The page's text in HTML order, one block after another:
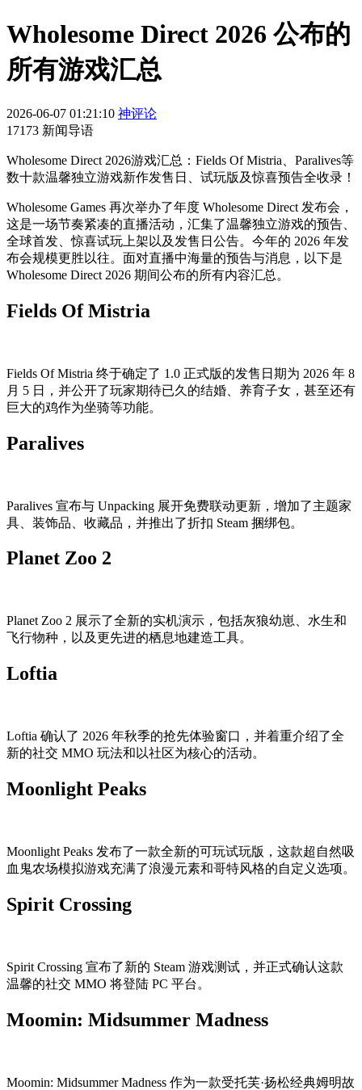
Wholesome Direct 2026 公布的
所有游戏汇总
2026-06-07 01:21:10 神评论
17173 新闻导语
Wholesome Direct 2026游戏汇总：Fields Of Mistria、Paralives等
数十款温馨独立游戏新作发售日、试玩版及惊喜预告全收录！
Wholesome Games 再次举办了年度 Wholesome Direct 发布会，
这是一场节奏紧凑的直播活动，汇集了温馨独立游戏的预告、
全球首发、惊喜试玩上架以及发售日公告。今年的 2026 年发
布会规模更胜以往。面对直播中海量的预告与消息，以下是
Wholesome Direct 2026 期间公布的所有内容汇总。
Fields Of Mistria
Fields Of Mistria 终于确定了 1.0 正式版的发售日期为 2026 年 8
月 5 日，并公开了玩家期待已久的结婚、养育子女，甚至还有
巨大的鸡作为坐骑等功能。
Paralives
Paralives 宣布与 Unpacking 展开免费联动更新，增加了主题家
具、装饰品、收藏品，并推出了折扣 Steam 捆绑包。
Planet Zoo 2
Planet Zoo 2 展示了全新的实机演示，包括灰狼幼崽、水生和
飞行物种，以及更先进的栖息地建造工具。
Loftia
Loftia 确认了 2026 年秋季的抢先体验窗口，并着重介绍了全
新的社交 MMO 玩法和以社区为核心的活动。
Moonlight Peaks
Moonlight Peaks 发布了一款全新的可玩试玩版，这款超自然吸
血鬼农场模拟游戏充满了浪漫元素和哥特风格的自定义选项。
Spirit Crossing
Spirit Crossing 宣布了新的 Steam 游戏测试，并正式确认这款
温馨的社交 MMO 将登陆 PC 平台。
Moomin: Midsummer Madness
Moomin: Midsummer Madness 作为一款受托芙·扬松经典姆明故